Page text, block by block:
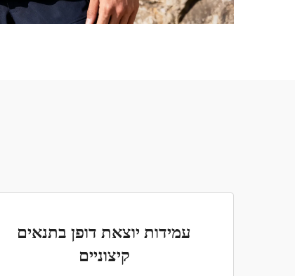
עמידות יוצאת דופן בתנאים
קיצוניים